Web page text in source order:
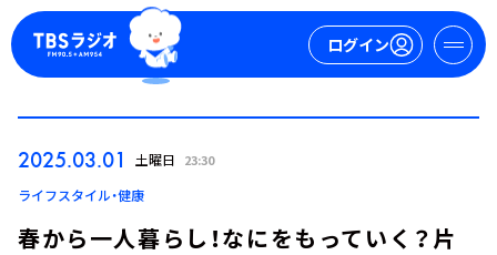
ログイン
ログイン
2025.03.01 土曜日 23:30
ライフスタイル・健康
春から一人暮らし！なにをもっていく？片